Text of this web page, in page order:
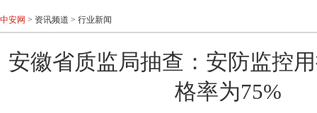
中安网 > 资讯频道 > 行业新闻
安徽省质监局抽查：安防监控
格率为75%